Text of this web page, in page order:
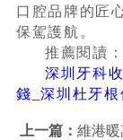
口腔品牌的匠
保駕護航。
推薦閱讀：
深圳牙科
錢_深圳杜牙根
上一篇：維港